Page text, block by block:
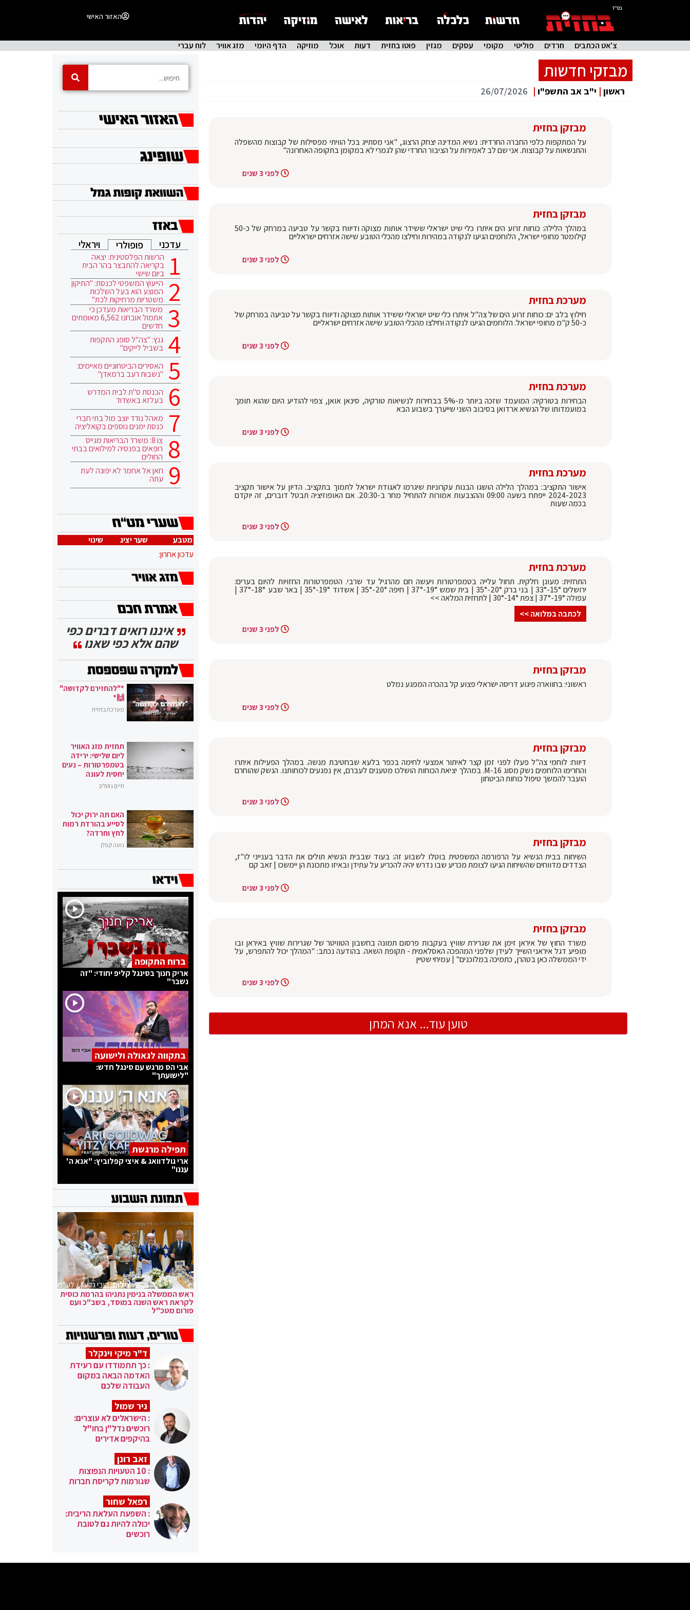
בס"ד
האזור האישי
צ'אט הכתבים חרדים פוליטי מקומי עסקים מגזין פוטו בחזית דעות אוכל מוזיקה הדף היומי מזג אוויר לוח עברי
מבזקי חדשות
ראשון | י"ב אב התשפ"ו |
26/07/2026
מבזקן בחזית
על המתקפות כלפי החברה החרדית: נשיא המדינה יצחק הרצוג, "אני מסתייג בכל הוויתי מפסילות של קבוצות מהשפלה
והתנשאות על קבוצות. אני שם לב לאמירות על הציבור החרדי שהן לגמרי לא במקומן בתקופה האחרונה"
לפני 3 שנים
מבזקן בחזית
במהלך הלילה: כוחות זרוע הים איתרו כלי שיט ישראלי ששידר אותות מצוקה ודיווח בקשר על טביעה במרחק של כ-50
קילומטר מחופי ישראל, הלוחמים הגיעו לנקודה במהירות וחילצו מהכלי הטובע שישה אזרחים ישראליים
לפני 3 שנים
מערכת בחזית
חילוץ בלב ים: כוחות זרוע הים של צה"ל איתרו כלי שיט ישראלי ששידר אותות מצוקה ודיווח בקשר על טביעה במרחק של
כ-50 ק"מ מחופי ישראל. הלוחמים הגיעו לנקודה וחילצו מהכלי הטובע שישה אזרחים ישראליים
לפני 3 שנים
מערכת בחזית
הבחירות בטורקיה: המועמד שזכה ביותר מ-5% בבחירות לנשיאות טורקיה, סינאן אואן, צפוי להודיע היום שהוא תומך
במועמדותו של הנשיא ארדואן בסיבוב השני שייערך בשבוע הבא
לפני 3 שנים
מערכת בחזית
אישור התקציב: במהלך הלילה הושגו הבנות עקרוניות שיגרמו לאגודת ישראל לתמוך בתקציב. הדיון על אישור תקציב
2024-2023 ייפתח בשעה 09:00 וההצבעות אמורות להתחיל מחר ב-20:30. אם האופוזיציה תבטל דוברים, זה יוקדם
בכמה שעות
לפני 3 שנים
מערכת בחזית
התחזית: מעונן חלקית. תחול עלייה בטמפרטורות ויעשה חם מהרגיל עד שרבי. הטמפרטורות החזויות להיום בערים:
ירושלים 15°-33° | בני ברק 20°-35° | בית שמש 19°-37° | חיפה 20°-35° | אשדוד 19°-35° | באר שבע 18°-37° |
עפולה 19°-37° | צפת 14°-30° | לתחזית המלאה >>
לכתבה במלואה >>
לפני 3 שנים
מבזקן בחזית
ראשוני: בחווארה פיגוע דריסה ישראלי פצוע קל בהכרה המפגע נמלט
לפני 3 שנים
מבזקן בחזית
דיווח: לוחמי צה"ל פעלו לפני זמן קצר לאיתור אמצעי לחימה בכפר בלעא שבחטיבת מנשה. במהלך הפעילות איתרו
והחרימו הלוחמים נשק מסוג M-16. במהלך יציאת הכוחות הושלכו מטענים לעברם, אין נפגעים לכוחותנו. הנשק שהוחרם
הועבר להמשך טיפול כוחות הביטחון
לפני 3 שנים
מבזקן בחזית
השיחות בבית הנשיא על הרפורמה המשפטית בוטלו לשבוע זה: בעוד שבבית הנשיא תולים את הדבר בענייני לו"ז,
הצדדים מדווחים שהשיחות הגיעו לצומת מכריע שבו נדרש יהיה להכריע על עתידן ובאיזו מתכונת הן יימשכו | זאב קם
לפני 3 שנים
מבזקן בחזית
משרד החוץ של איראן זימן את שגרירת שוויץ בעקבות פרסום תמונה בחשבון הטוויטר של שגרירות שוויץ באיראן ובו
מופיע דגל איראני השייך לעידן שלפני המהפכה האסלאמית - תקופת השאה. בהודעה נכתב: "המהלך יכול להתפרש, על
ידי הממשלה כאן בטהרן, כתמיכה במלוכנים" | עמיחי שטיין
לפני 3 שנים
טוען עוד... אנא המתן
עדכני פופולרי ויראלי
הרשות הפלסטינית: יצאה
בקריאה להתבצר בהר הבית
ביום שישי
הייעוץ המשפטי לכנסת: "התיקון
המוצע הוא בעל השלכות
משטריות מרחיקות לכת"
משרד הבריאות מעדכן כי
אתמול אובחנו 6,562 מאומתים
חדשים
גנץ: "צה"ל סופג התקפות
בשביל לייקים"
האסירים הביטחוניים מאיימים:
"נשבות רעב ברמאדן"
הכנסת ס"ת לבית המדרש
בעלזא באשדוד
מאהל נודד יוצב מול בתי חברי
כנסת ימנים נוספים בקואליציה
צו 8: משרד הבריאות מגייס
רופאים בפנסיה למילואים בבתי
החולים
חאן אל אחמר לא יפונה לעת
עתה
מטבע שער יציג
שינוי
עדכון אחרון:
איננו רואים דברים כפי
שהם אלא כפי שאנו
*"להחזירם לקדושה"
🙌*
מערכת בחזית
תחזית מזג האוויר
ליום שלישי: ירידה
בטמפרטורות – נעים
יחסית לעונה
חיים גוטליב
האם תה ירוק יכול
לסייע בהורדת רמות
לחץ וחרדה?
נועה קפלן
ברוח התקופה
אריק חנוך בסינגל קליפ יחודי: "זה
נשבר"
בתקווה לגאולה ולישועה
אבי הס מרגש עם סינגל חדש:
"לישועתך"
תפילה מרגשת
ארי גולדוואג & איצי קפלוביץ: "אנא ה'
עננו"
צילום:קובי גדעון / לע"מ
ראש הממשלה בנימין נתניהו בהרמת כוסית
לקראת ראש השנה במוסד, בשב"כ ועם
פורום מטכ"ל
ד"ר מיקי וינקלר
: כך תתמודדו עם רעידת
האדמה הבאה במקום
העבודה שלכם
ניר שמול
: הישראלים לא עוצרים:
רוכשים נדל"ן בחו"ל
בהיקפים אדירים
זאב רונן
: 10 הטעויות הנפוצות
שגורמות לקריסת חברות
רפאל שחור
: השפעת העלאת הריבית:
יכולה להיות גם לטובת
רוכשים